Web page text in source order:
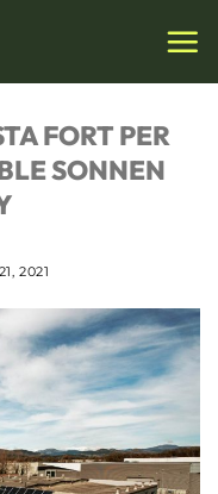
FORT PER
SONNEN
2021